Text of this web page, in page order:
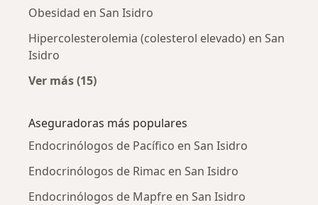
Obesidad en San Isidro
Hipercolesterolemia (colesterol elevado) en San
Isidro
Ver más (15)
Aseguradoras más populares
Endocrinólogos de Pacífico en San Isidro
Endocrinólogos de Rimac en San Isidro
Endocrinólogos de Mapfre en San Isidro